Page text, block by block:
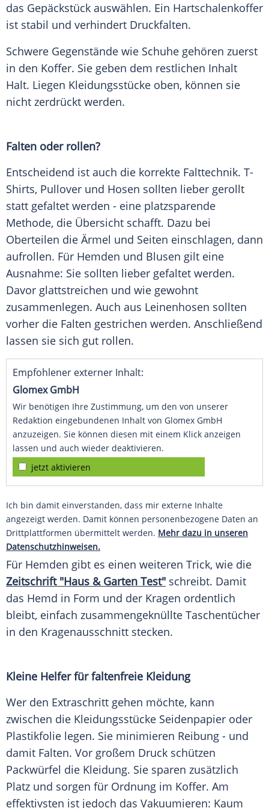
das Gepäckstück auswählen. Ein Hartschalenkoffer
ist stabil und verhindert Druckfalten.
Schwere Gegenstände wie Schuhe gehören zuerst
in den Koffer. Sie geben dem restlichen Inhalt
Halt. Liegen Kleidungsstücke oben, können sie
nicht zerdrückt werden.
Falten oder rollen?
Entscheidend ist auch die korrekte Falttechnik. T-
Shirts, Pullover und Hosen sollten lieber gerollt
statt gefaltet werden - eine platzsparende
Methode, die Übersicht schafft. Dazu bei
Oberteilen die Ärmel und Seiten einschlagen, dann
aufrollen. Für Hemden und Blusen gilt eine
Ausnahme: Sie sollten lieber gefaltet werden.
Davor glattstreichen und wie gewohnt
zusammenlegen. Auch aus Leinenhosen sollten
vorher die Falten gestrichen werden. Anschließend
lassen sie sich gut rollen.
Empfohlener externer Inhalt:
Glomex GmbH
Wir benötigen Ihre Zustimmung, um den von unserer
Redaktion eingebundenen Inhalt von Glomex GmbH
anzuzeigen. Sie können diesen mit einem Klick anzeigen
lassen und auch wieder deaktivieren.
jetzt aktivieren
Ich bin damit einverstanden, dass mir externe Inhalte
angezeigt werden. Damit können personenbezogene Daten an
Drittplattformen übermittelt werden. Mehr dazu in unseren
Datenschutzhinweisen.
Für Hemden gibt es einen weiteren Trick, wie die
Zeitschrift "Haus & Garten Test" schreibt. Damit
das Hemd in Form und der Kragen ordentlich
bleibt, einfach zusammengeknüllte Taschentücher
in den Kragenausschnitt stecken.
Kleine Helfer für faltenfreie Kleidung
Wer den Extraschritt gehen möchte, kann
zwischen die Kleidungsstücke Seidenpapier oder
Plastikfolie legen. Sie minimieren Reibung - und
damit Falten. Vor großem Druck schützen
Packwürfel die Kleidung. Sie sparen zusätzlich
Platz und sorgen für Ordnung im Koffer. Am
effektivsten ist jedoch das Vakuumieren: Kaum